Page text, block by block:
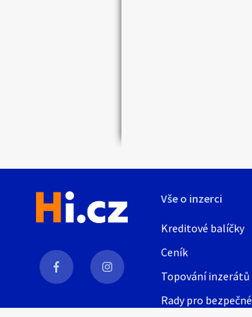
Vše o inzerci
Kreditové balíčky
Ceník
Topování inzerátů
Rady pro bezpečné